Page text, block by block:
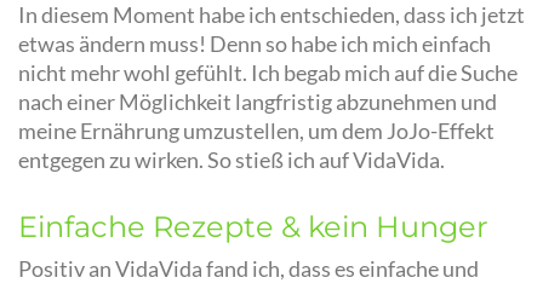
In diesem Moment habe ich entschieden, dass ich jetzt
etwas ändern muss! Denn so habe ich mich einfach
nicht mehr wohl gefühlt. Ich begab mich auf die Suche
nach einer Möglichkeit langfristig abzunehmen und
meine Ernährung umzustellen, um dem JoJo-Effekt
entgegen zu wirken. So stieß ich auf VidaVida.
Einfache Rezepte & kein Hunger
Positiv an VidaVida fand ich, dass es einfache und